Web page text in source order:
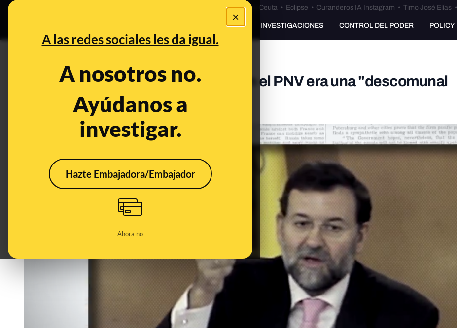
×
A las redes sociales les da igual.
A nosotros no.
Ayúdanos a
investigar.
Hazte Embajadora/Embajador
Ahora no
Especial Ceuta•Bulos Ceuta • Eclipse • Curanderos IA Instagram • Timo José Elías •
PREBUNKING INVESTIGACIONES CONTROL DEL PODER POLICY
Cuando Rajoy decía que pactar con el PNV era una "descomunal
bajada de pantalones"
May 4, 2017, 12:56:55 PM